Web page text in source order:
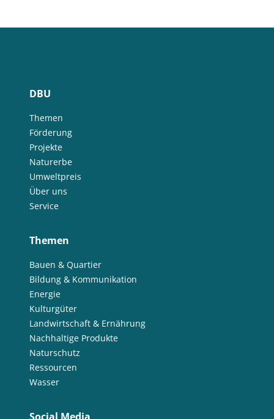
DBU
Themen
Förderung
Projekte
Naturerbe
Umweltpreis
Über uns
Service
Themen
Bauen & Quartier
Bildung & Kommunikation
Energie
Kulturgüter
Landwirtschaft & Ernährung
Nachhaltige Produkte
Naturschutz
Ressourcen
Wasser